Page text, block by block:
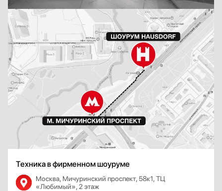
Техника в фирменном шоуруме
Москва, Мичуринский проспект, 58к1, ТЦ
«Любимый», 2 этаж